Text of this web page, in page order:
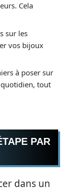
Cela
sur les
vos bijoux
à poser sur
tout
PAR
dans un